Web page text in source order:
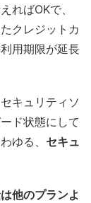
ればOKで、
クレジットカ
用期限が延長
キュリティソ
ド状態にして
ゆる、 セキュ
他のプランよ